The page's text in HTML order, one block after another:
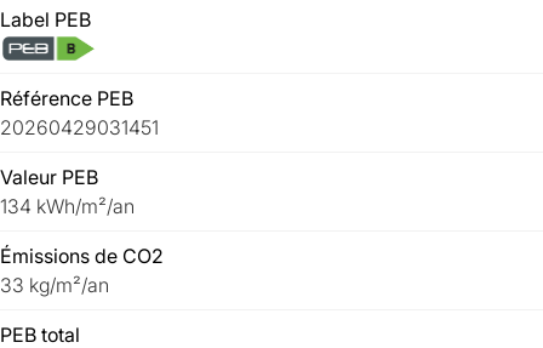
Label PEB
Référence PEB
20260429031451
Valeur PEB
134 kWh/m²/an
Émissions de CO2
33 kg/m²/an
PEB total